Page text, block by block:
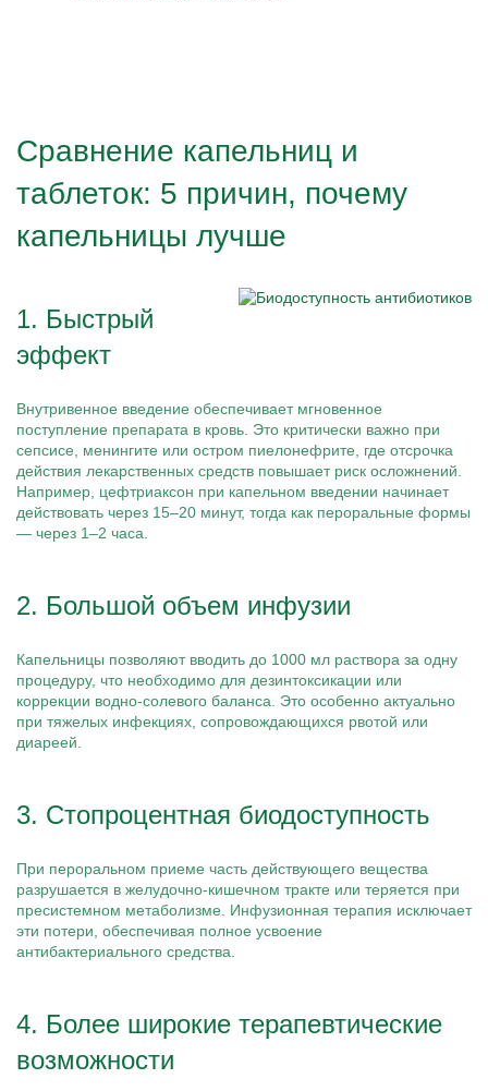
Сравнение капельниц и
таблеток: 5 причин, почему
капельницы лучше
1. Быстрый
эффект
Внутривенное введение обеспечивает мгновенное
поступление препарата в кровь. Это критически важно при
сепсисе, менингите или остром пиелонефрите, где отсрочка
действия лекарственных средств повышает риск осложнений.
Например, цефтриаксон при капельном введении начинает
действовать через 15–20 минут, тогда как пероральные формы
— через 1–2 часа.
2. Большой объем инфузии
Капельницы позволяют вводить до 1000 мл раствора за одну
процедуру, что необходимо для дезинтоксикации или
коррекции водно-солевого баланса. Это особенно актуально
при тяжелых инфекциях, сопровождающихся рвотой или
диареей.
3. Стопроцентная биодоступность
При пероральном приеме часть действующего вещества
разрушается в желудочно-кишечном тракте или теряется при
пресистемном метаболизме. Инфузионная терапия исключает
эти потери, обеспечивая полное усвоение
антибактериального средства.
4. Более широкие терапевтические
возможности